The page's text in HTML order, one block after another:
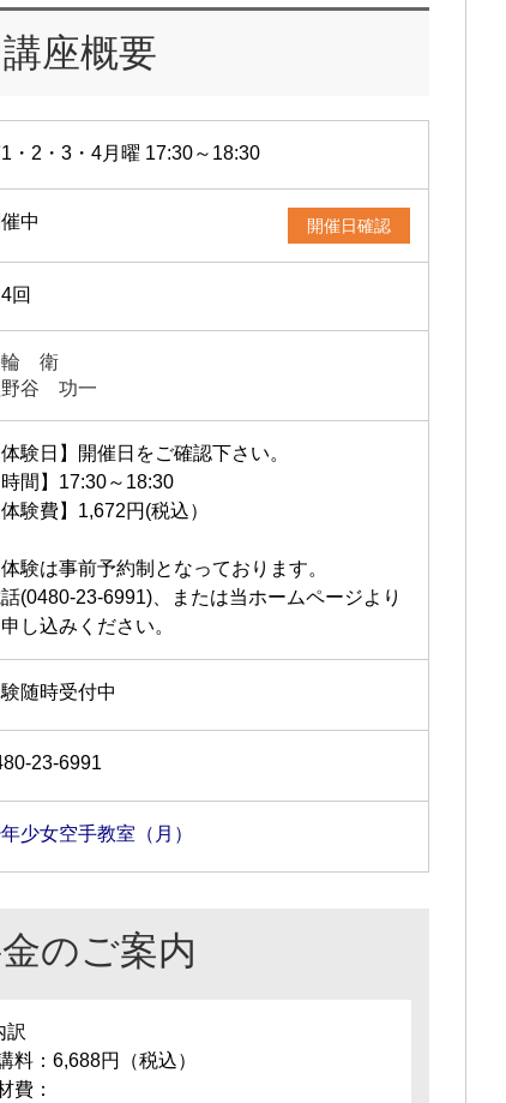
講座概要
・2・3・4月曜 17:30～18:30
中 開催日確認
回
輪 衛
野谷 功一
体験日】開催日をご確認下さい。
時間】17:30～18:30
体験費】1,672円(税込）
験は事前予約制となっております。
(0480-23-6991)、または当ホームページより
し込みください。
随時受付中
23-6991
少女空手教室（月）
のご案内
訳
料：6,688円（税込）
費：